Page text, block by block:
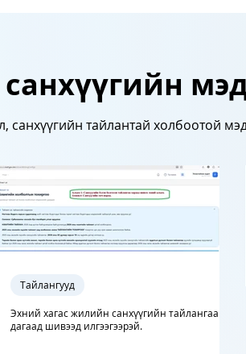
санхүүгийн тайлантай холбоотой
Эхний хагас жилийн санхүүгийн тайлангаа
дагаад шивээд илгээгээрэй.
Тайлангууд